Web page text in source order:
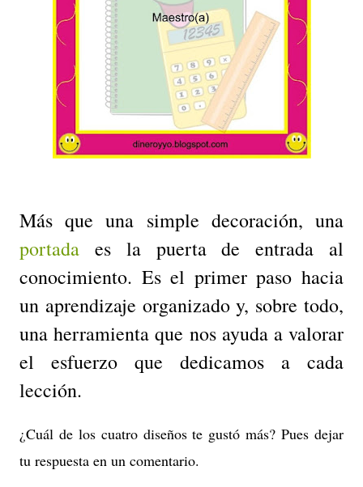
Más que una simple decoración, una
portada es la puerta de entrada al
conocimiento. Es el primer paso hacia
un aprendizaje organizado y, sobre todo,
una herramienta que nos ayuda a valorar
el esfuerzo que dedicamos a cada
lección.
¿Cuál de los cuatro diseños te gustó más? Pues dejar
tu respuesta en un comentario.